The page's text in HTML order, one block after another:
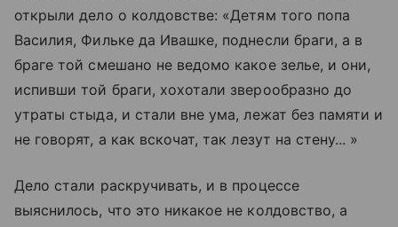
открыли дело о колдовстве: «Детям того попа
Василия, Фильке да Ивашке, поднесли браги, а в
браге той смешано не ведомо какое зелье, и они,
испивши той браги, хохотали зверообразно до
утраты стыда, и стали вне ума, лежат без памяти и
не говорят, а как вскочат, так лезут на стену... »
Дело стали раскручивать, и в процессе
выяснилось, что это никакое не колдовство, а